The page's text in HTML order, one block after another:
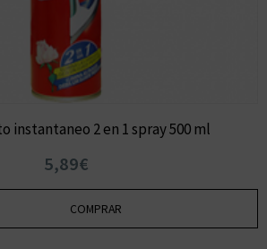
instantaneo 2 en 1 spray 500 ml
5,89€
COMPRAR